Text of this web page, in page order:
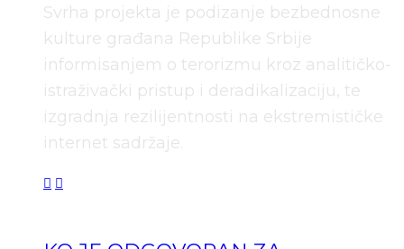
Svrha projekta je podizanje bezbednosne
kulture građana Republike Srbije
informisanjem o terorizmu kroz analitičko-
istraživački pristup i deradikalizaciju, te
izgradnja rezilijentnosti na ekstremističke
internet sadržaje.